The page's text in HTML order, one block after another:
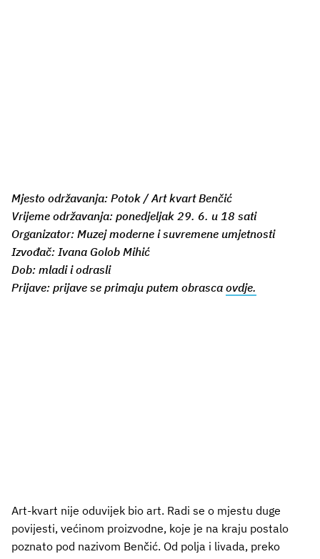
Mjesto održavanja: Potok / Art kvart Benčić
Vrijeme održavanja: ponedjeljak 29. 6. u 18 sati
Organizator: Muzej moderne i suvremene umjetnosti
Izvođač: Ivana Golob Mihić
Dob: mladi i odrasli
Prijave: prijave se primaju putem obrasca ovdje.
Art-kvart nije oduvijek bio art. Radi se o mjestu duge
povijesti, većinom proizvodne, koje je na kraju postalo
poznato pod nazivom Benčić. Od polja i livada, preko